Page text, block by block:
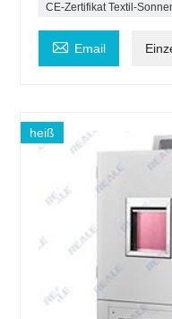
CE-Zertifikat Textil-
 Email
heiß